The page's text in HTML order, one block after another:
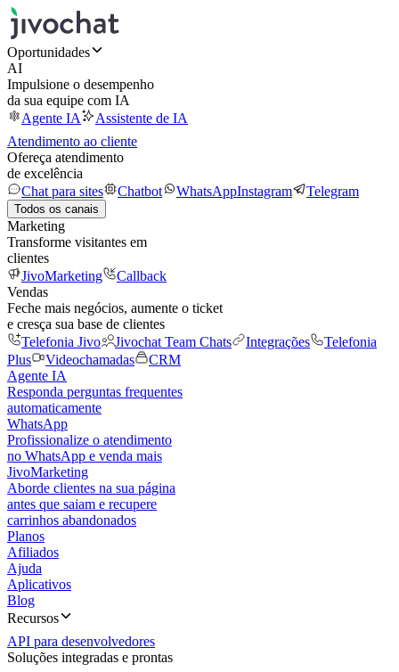
Oportunidades
AI
Impulsione o desempenho
da sua equipe com IA
Agente IA
Assistente de IA
Atendimento ao cliente
Ofereça atendimento
de excelência
Chat para sites
Chatbot WhatsAppInstagram Telegram
Todos os canais
Marketing
Transforme visitantes em
clientes
JivoMarketing
Callback
Vendas
Feche mais negócios, aumente o ticket
e cresça sua base de clientes
Telefonia Jivo
Jivochat Team Chats Integrações
Telefonia
Plus
Videochamadas
CRM
Agente IA
Responda perguntas frequentes
automaticamente
WhatsApp
Profissionalize o atendimento
no WhatsApp e venda mais
JivoMarketing
Aborde clientes na sua página
antes que saiam e recupere
carrinhos abandonados
Planos
Afiliados
Ajuda
Aplicativos
Blog
Recursos
API para desenvolvedores
Soluções integradas e prontas